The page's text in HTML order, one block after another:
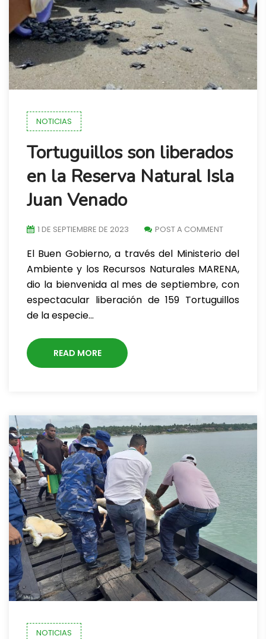
NOTICIAS
Tortuguillos son liberados
en la Reserva Natural Isla
Juan Venado
1 DE SEPTIEMBRE DE 2023 POST A COMMENT
El Buen Gobierno, a través del Ministerio del
Ambiente y los Recursos Naturales MARENA,
dio la bienvenida al mes de septiembre, con
espectacular liberación de 159 Tortuguillos
de la especie…
READ MORE
NOTICIAS